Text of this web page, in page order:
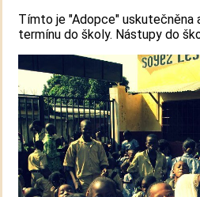
Tímto je "Adopce" uskutečněna
termínu do školy. Nástupy do